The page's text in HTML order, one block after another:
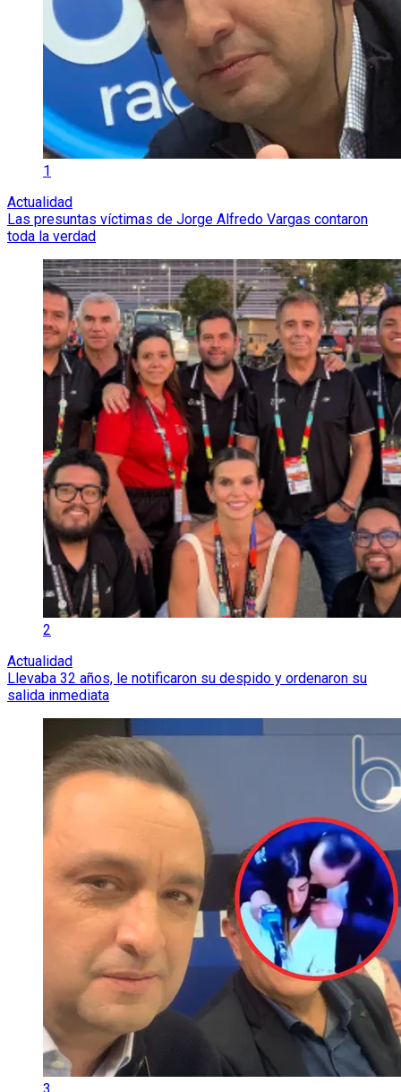
1
Actualidad
Las presuntas víctimas de Jorge Alfredo Vargas contaron
toda la verdad
2
Actualidad
Llevaba 32 años, le notificaron su despido y ordenaron su
salida inmediata